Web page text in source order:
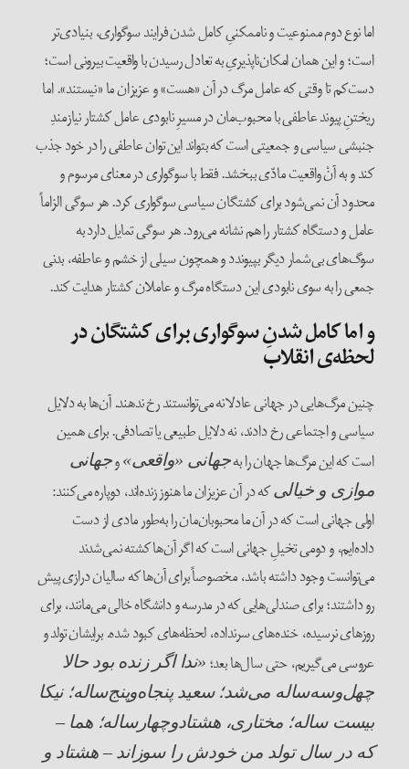
اما نوع دوم ممنوعیت و ناممکنیِ کامل شدن فرایند سوگواری، بنیادی‌تر
است؛ و این همان امکان‌ناپذیریِ به تعادل رسیدن با واقعیت بیرونی است؛
دست‌کم تا وقتی که عامل مرگ در آن «هست» و عزیزان ما «نیستند». اما
ریختنِ پیوند عاطفی با محبوب‌مان در مسیرِ نابودی عامل کشتار نیازمندِ
جنبشی سیاسی و جمعیتی است که بتواند این توان عاطفی را در خود جذب
کند و به آنْ واقعیت مادّی ببخشد. فقط با سوگواری در معنای مرسوم و
محدود آن نمی‌شود برای کشتگان سیاسی سوگواری کرد. هر سوگی الزاماً
عامل و دستگاه کشتار را هم نشانه می‌رود. هر سوگی تمایل دارد به
سوگ‌های بی‌شمار دیگر بپیوندد و همچون سیلی از خشم و عاطفه، بدنی
جمعی را به سوی نابودی این دستگاه مرگ و عاملان کشتار هدایت کند.
و اما کامل شدنِ سوگواری برای کشتگان در
لحظه‌ی انقلاب
چنین مرگ‌هایی در جهانی عادلانه می‌توانستند رخ ندهند. آن‌ها به دلایل
سیاسی و اجتماعی رخ دادند، نه دلایل طبیعی یا تصادفی. برای همین
است که این مرگ‌ها جهان را بهجهانی «واقعی»وجهانی
موازی و خیالیکه در آن عزیزان ما هنوز زنده‌اند، دوپاره می‌کنند:
اولی جهانی است که در آن ما محبوبان‌مان را به‌طور مادی از دست
داده‌ایم، و دومی تخیلِ جهانی است که اگر آن‌ها کشته نمی‌شدند
می‌توانست وجود داشته باشد، مخصوصاً برای آن‌ها که سالیان درازی پیش
رو داشتند؛ برای صندلی‌هایی که در مدرسه و دانشگاه خالی می‌مانند، برای
روزهای نرسیده، خنده‌های سرنداده، لحظه‌های کبود شده. برایشان تولد و
عروسی می‌گیریم، حتی سال‌ها بعد؛ «ندا اگر زنده بود حالا
چهل‌وسه‌ساله می‌شد؛ سعید پنجاه‌و‌پنج‌ساله؛ نیکا
بیست ساله؛ مختاری، هشتاد‌و‌چهار‌ساله؛ هما –
که در سال تولد من خودش را سوزاند – هشتاد و